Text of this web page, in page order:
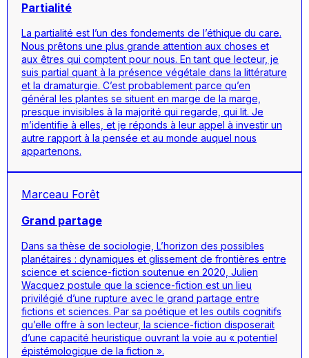
Partialité
La partialité est l’un des fondements de l’éthique du care.
Nous prêtons une plus grande attention aux choses et
aux êtres qui comptent pour nous. En tant que lecteur, je
suis partial quant à la présence végétale dans la littérature
et la dramaturgie. C’est probablement parce qu’en
général les plantes se situent en marge de la marge,
presque invisibles à la majorité qui regarde, qui lit. Je
m’identifie à elles, et je réponds à leur appel à investir un
autre rapport à la pensée et au monde auquel nous
appartenons.
Marceau Forêt
Grand partage
Dans sa thèse de sociologie, L’horizon des possibles
planétaires : dynamiques et glissement de frontières entre
science et science-fiction soutenue en 2020, Julien
Wacquez postule que la science-fiction est un lieu
privilégié d’une rupture avec le grand partage entre
fictions et sciences. Par sa poétique et les outils cognitifs
qu’elle offre à son lecteur, la science-fiction disposerait
d’une capacité heuristique ouvrant la voie au « potentiel
épistémologique de la fiction ».